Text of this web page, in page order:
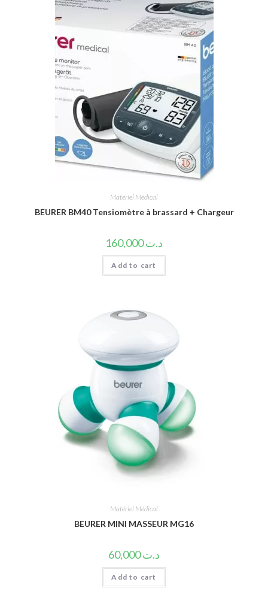
Matériel Médical
BEURER BM40 Tensiomètre à brassard + Chargeur
د.ت160,000
Add to cart
Matériel Médical
BEURER MINI MASSEUR MG16
د.ت60,000
Add to cart